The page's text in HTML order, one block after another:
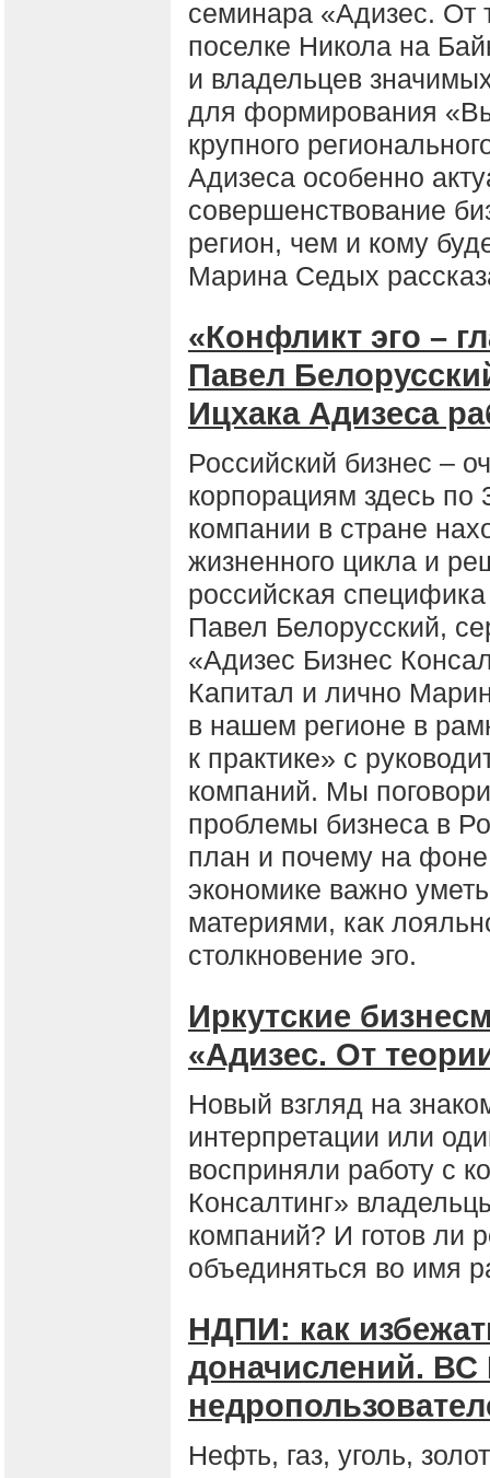
семинара «Адизес. От
поселке Никола на
и владельцев
для формирования
крупного
Адизеса особенно
совершенствование
регион, чем и кому
Марина Седых
«Конфликт эго –
Павел
Ицхака Адизеса
Российский бизнес –
корпорациям здесь по
компании в стране
жизненного цикла и
российская
Павел Белорусский,
«Адизес Бизнес
Капитал и лично
в нашем регионе в
к практике» с
компаний. Мы
проблемы бизнеса в
план и почему на фоне
экономике важно
материями, как
столкновение эго.
Иркутские
«Адизес. От
Новый взгляд на
интерпретации или
восприняли работу с
Консалтинг»
компаний? И готов ли
объединяться во имя
НДПИ: как
доначислений. ВС
Нефть, газ, уголь,